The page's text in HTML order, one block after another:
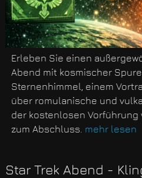
Erleben Sie einen
Abend mit kosmischer
Sternenhimmel, einem
über romulanische und
der kostenlosen Vorführung
zum Abschluss. mehr lesen
Star Trek Abend -